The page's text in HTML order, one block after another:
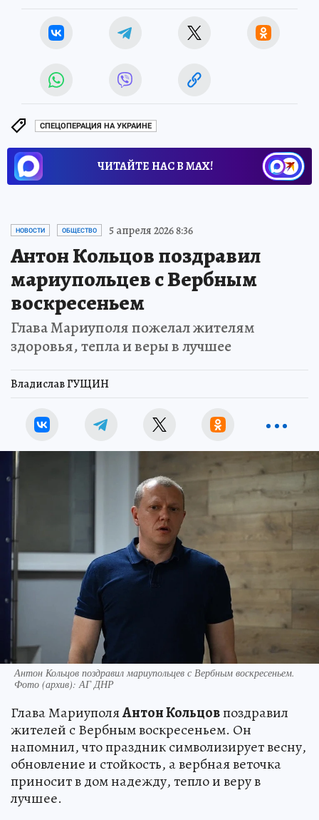
СПЕЦОПЕРАЦИЯ НА УКРАИНЕ
ЧИТАЙТЕ НАС В МАХ!
НОВОСТИ ОБЩЕСТВО 5 апреля 2026 8:36
Антон Кольцов поздравил
мариупольцев с Вербным
воскресеньем
Глава Мариуполя пожелал жителям
здоровья, тепла и веры в лучшее
Владислав ГУЩИН
Антон Кольцов поздравил мариупольцев с Вербным воскресеньем.
Фото (архив): АГ ДНР
Глава МариуполяАнтон Кольцовпоздравил
жителей с Вербным воскресеньем. Он
напомнил, что праздник символизирует весну,
обновление и стойкость, а вербная веточка
приносит в дом надежду, тепло и веру в
лучшее.